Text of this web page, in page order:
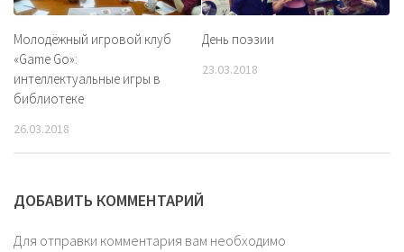
Молодёжный игровой клуб
«Game Go»:
интеллектуальные игры в
библиотеке
26.03.2018
День поэзии
23.03.2018
ДОБАВИТЬ КОММЕНТАРИЙ
Для отправки комментария вам необходимо